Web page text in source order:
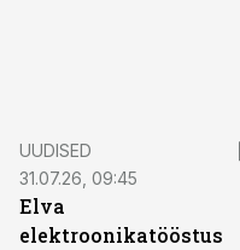
UUDISED
31.07.26, 09:45
Elva
elektroonikatööstus